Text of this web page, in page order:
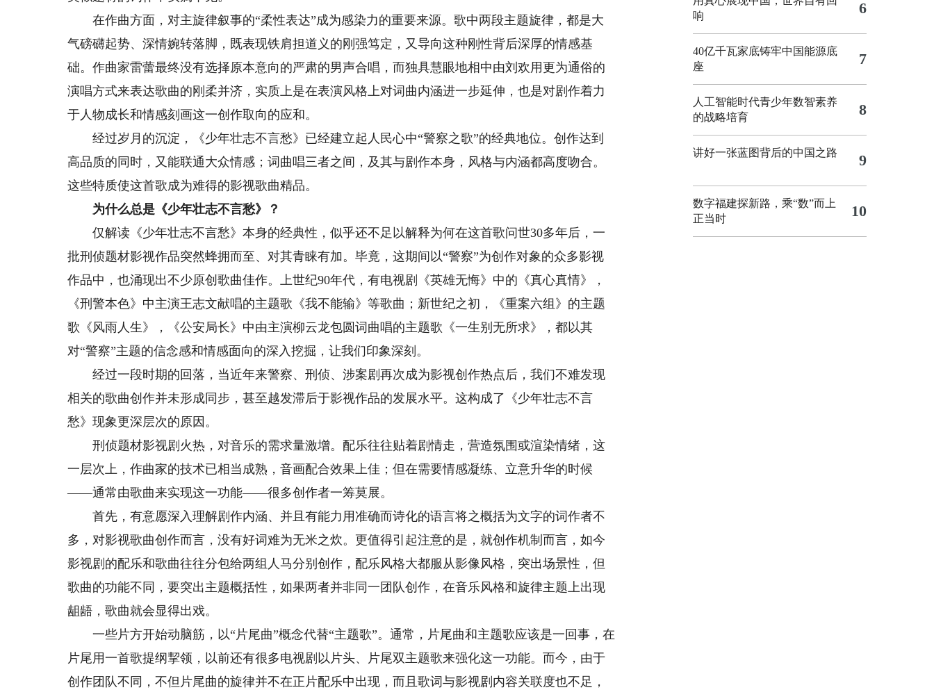
在作曲方面，对主旋律叙事的“柔性表达”成为感染力的重要来源。歌中两段主题旋律，都是大
气磅礴起势、深情婉转落脚，既表现铁肩担道义的刚强笃定，又导向这种刚性背后深厚的情感基
础。作曲家雷蕾最终没有选择原本意向的严肃的男声合唱，而独具慧眼地相中由刘欢用更为通俗的
演唱方式来表达歌曲的刚柔并济，实质上是在表演风格上对词曲内涵进一步延伸，也是对剧作着力
于人物成长和情感刻画这一创作取向的应和。
经过岁月的沉淀，《少年壮志不言愁》已经建立起人民心中“警察之歌”的经典地位。创作达到
高品质的同时，又能联通大众情感；词曲唱三者之间，及其与剧作本身，风格与内涵都高度吻合。
这些特质使这首歌成为难得的影视歌曲精品。
为什么总是《少年壮志不言愁》？
仅解读《少年壮志不言愁》本身的经典性，似乎还不足以解释为何在这首歌问世30多年后，一
批刑侦题材影视作品突然蜂拥而至、对其青睐有加。毕竟，这期间以“警察”为创作对象的众多影视
作品中，也涌现出不少原创歌曲佳作。上世纪90年代，有电视剧《英雄无悔》中的《真心真情》，
《刑警本色》中主演王志文献唱的主题歌《我不能输》等歌曲；新世纪之初，《重案六组》的主题
歌《风雨人生》，《公安局长》中由主演柳云龙包圆词曲唱的主题歌《一生别无所求》，都以其
对“警察”主题的信念感和情感面向的深入挖掘，让我们印象深刻。
经过一段时期的回落，当近年来警察、刑侦、涉案剧再次成为影视创作热点后，我们不难发现
相关的歌曲创作并未形成同步，甚至越发滞后于影视作品的发展水平。这构成了《少年壮志不言
愁》现象更深层次的原因。
刑侦题材影视剧火热，对音乐的需求量激增。配乐往往贴着剧情走，营造氛围或渲染情绪，这
一层次上，作曲家的技术已相当成熟，音画配合效果上佳；但在需要情感凝练、立意升华的时候
——通常由歌曲来实现这一功能——很多创作者一筹莫展。
首先，有意愿深入理解剧作内涵、并且有能力用准确而诗化的语言将之概括为文字的词作者不
多，对影视歌曲创作而言，没有好词难为无米之炊。更值得引起注意的是，就创作机制而言，如今
影视剧的配乐和歌曲往往分包给两组人马分别创作，配乐风格大都服从影像风格，突出场景性，但
歌曲的功能不同，要突出主题概括性，如果两者并非同一团队创作，在音乐风格和旋律主题上出现
龃龉，歌曲就会显得出戏。
一些片方开始动脑筋，以“片尾曲”概念代替“主题歌”。通常，片尾曲和主题歌应该是一回事，在
片尾用一首歌提纲挈领，以前还有很多电视剧以片头、片尾双主题歌来强化这一功能。而今，由于
创作团队不同，不但片尾曲的旋律并不在正片配乐中出现，而且歌词与影视剧内容关联度也不足，
响
6
40亿千瓦家底铸牢中国能源底
座
7
人工智能时代青少年数智素养
的战略培育
8
讲好一张蓝图背后的中国之路 9
数字福建探新路，乘“数”而上
正当时
10